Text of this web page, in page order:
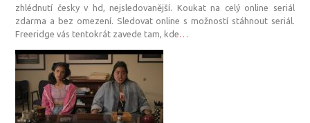
zhlédnutí česky v hd, nejsledovanější. Koukat na celý online seriál
zdarma a bez omezení. Sledovat online s možností stáhnout seriál.
Freeridge vás tentokrát zavede tam, kde